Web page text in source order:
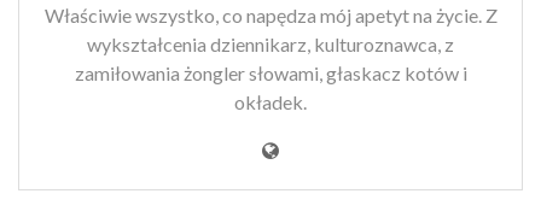
Właściwie wszystko, co napędza mój apetyt na życie. Z
wykształcenia dziennikarz, kulturoznawca, z
zamiłowania żongler słowami, głaskacz kotów i
okładek.